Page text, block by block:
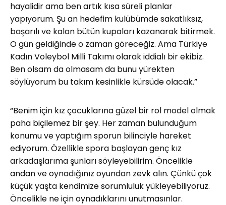
hayalidir ama ben artık kısa süreli planlar
yapıyorum. Şu an hedefim kulübümde sakatlıksız,
başarılı ve kalan bütün kupaları kazanarak bitirmek.
O gün geldiğinde o zaman göreceğiz. Ama Türkiye
Kadın Voleybol Milli Takımı olarak iddialı bir ekibiz.
Ben olsam da olmasam da bunu yürekten
söylüyorum bu takım kesinlikle kürsüde olacak.”
“Benim için kız çocuklarına güzel bir rol model olmak
paha biçilemez bir şey. Her zaman bulunduğum
konumu ve yaptığım sporun bilinciyle hareket
ediyorum. Özellikle spora başlayan genç kız
arkadaşlarıma şunları söyleyebilirim. Öncelikle
andan ve oynadığınız oyundan zevk alın. Çünkü çok
küçük yaşta kendimize sorumluluk yükleyebiliyoruz.
Öncelikle ne için oynadıklarını unutmasınlar.